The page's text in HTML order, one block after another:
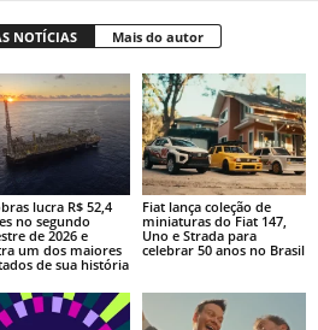
NOTÍCIAS Mais do autor
lucra R$ 52,4
no segundo
de 2026 e
um dos maiores
de sua história
Fiat lança coleção de
miniaturas do Fiat 147,
Uno e Strada para
celebrar 50 anos no Brasil